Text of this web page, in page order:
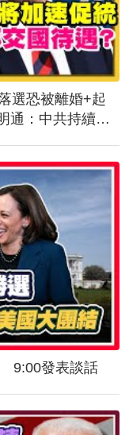
選恐被離婚+起
通：中共持續對
9:00發表談話